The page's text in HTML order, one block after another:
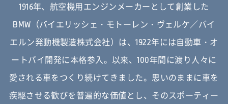
1916年、航空機用エンジンメーカーとして創業した
BMW（バイエリッシェ・モトーレン・ヴェルケ／バイ
エルン発動機製造株式会社）は、1922年には自動車・オ
ートバイ開発に本格参入。以来、100年間に渡り人々に
愛される車をつくり続けてきました。 思いのままに車を
疾駆させる歓びを普遍的な価値とし、 そのスポーティー